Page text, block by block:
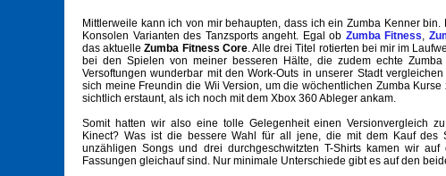
Mittlerweile kann ich von mir behaupten, dass ich ein Zumba Kenner bin.
Konsolen Varianten des Tanzsports angeht. Egal ob Zumba Fitness,
das aktuelleZumba Fitness Core. Alle drei Titel rotierten bei mir im
bei den Spielen von meiner besseren Hälte, die zudem echte
Versoftungen wunderbar mit den Work-Outs in unserer Stadt
sich meine Freundin die Wii Version, um die wöchentlichen Zumba
sichtlich erstaunt, als ich noch mit dem Xbox 360 Ableger ankam.
Somit hatten wir also eine tolle Gelegenheit einen Versionvergleich
Kinect? Was ist die bessere Wahl für all jene, die mit dem Kauf des
unzähligen Songs und drei durchgeschwitzten T-Shirts kamen wir
Fassungen gleichauf sind. Nur minimale Unterschiede gibt es auf den